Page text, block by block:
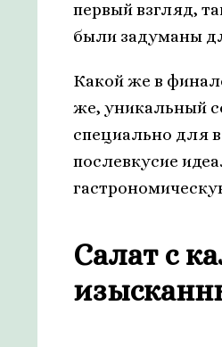
первый взгляд,
были задуманы
Какой же в
же, уникальный
специально для
послевкусие
Салат с